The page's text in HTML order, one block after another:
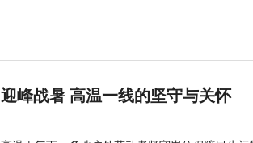
迎峰战暑 高温一线的坚守与关怀